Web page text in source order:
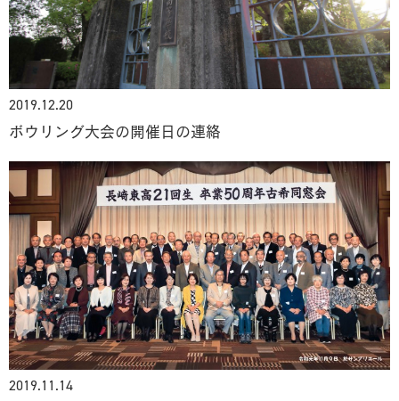
2019.12.20
ボウリング大会の開催日の連絡
2019.11.14